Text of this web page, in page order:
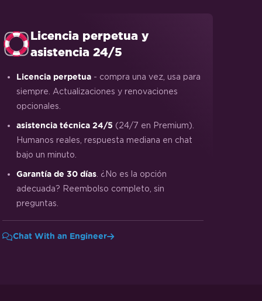
Licencia perpetua y
asistencia 24/5
Licencia perpetua - compra una vez, usa para
siempre. Actualizaciones y renovaciones
opcionales.
asistencia técnica 24/5 (24/7 en Premium).
Humanos reales, respuesta mediana en chat
bajo un minuto.
Garantía de 30 días . ¿No es la opción
adecuada? Reembolso completo, sin
preguntas.
Chat With an Engineer